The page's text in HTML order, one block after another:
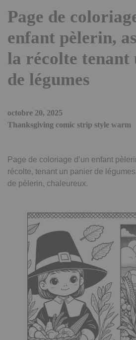
Page de
enfant pèlerin,
la récolte tenant
de légumes
octobre 20, 2025
Thanksgiving comic strip style warm
Page de coloriage d’un enfant
récolte, tenant un panier de
de pèlerin, chaleureux.